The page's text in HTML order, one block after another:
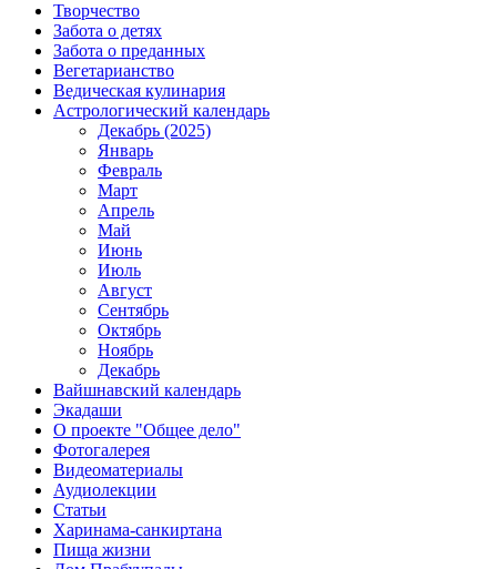
Творчество
Забота о детях
Забота о преданных
Вегетарианство
Ведическая кулинария
Астрологический календарь
Декабрь (2025)
Январь
Февраль
Март
Апрель
Май
Июнь
Июль
Август
Сентябрь
Октябрь
Ноябрь
Декабрь
Вайшнавский календарь
Экадаши
О проекте "Общее дело"
Фотогалерея
Видеоматериалы
Аудиолекции
Статьи
Харинама-санкиртана
Пища жизни